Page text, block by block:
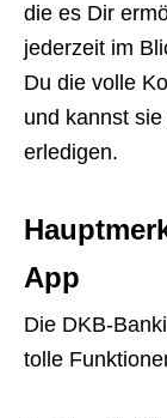
die es Dir
jederzeit im
Du die volle
und kannst
erledigen.
App
Die DKB-
tolle